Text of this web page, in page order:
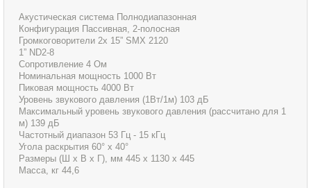
Акустическая система Полнодиапазонная
Конфигурация Пассивная, 2-полосная
Громкоговорители 2x 15” SMX 2120
1” ND2-8
Сопротивление 4 Ом
Номинальная мощность 1000 Вт
Пиковая мощность 4000 Вт
Уровень звукового давления (1Вт/1м) 103 дБ
Максимальный уровень звукового давления (рассчитано для 1
м) 139 дБ
Частотный диапазон 53 Гц - 15 кГц
Угола раскрытия 60° х 40°
Размеры (Ш х В х Г), мм 445 х 1130 х 445
Масса, кг 44,6